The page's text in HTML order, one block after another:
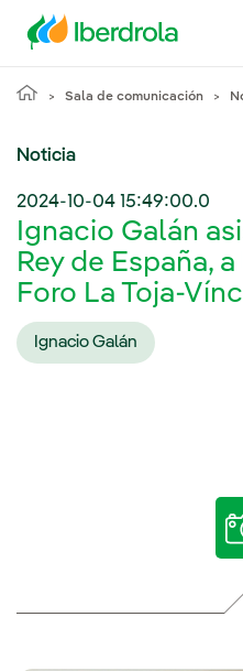
Sala de comunicación
Noticia
2024-10-04 15:49:00.0
Ignacio Galán
Rey de España,
Foro La Toja-
Ignacio Galán